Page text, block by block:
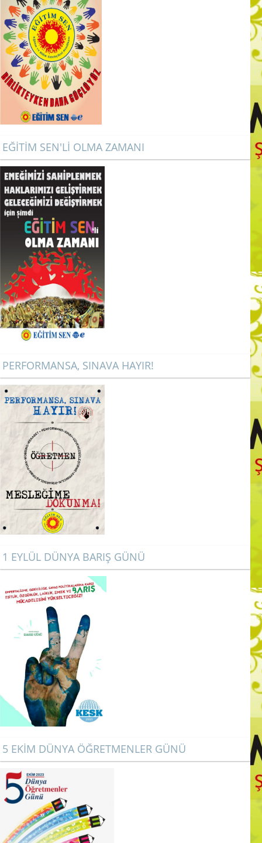
EĞİTİM SEN'Lİ OLMA ZAMANI
PERFORMANSA, SINAVA HAYIR!
1 EYLÜL DÜNYA BARIŞ GÜNÜ
5 EKİM DÜNYA ÖĞRETMENLER GÜNÜ